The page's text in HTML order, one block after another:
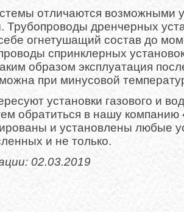
отличаются возможными
Трубопроводы дренчерных
огнетушащий состав до
спринклерных
образом эксплуатация
при минусовой
установки газового и
обратиться в нашу
и установлены любые
и не только.
02.03.2019